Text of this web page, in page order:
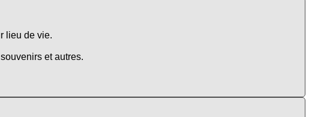
lieu de vie.
et autres.